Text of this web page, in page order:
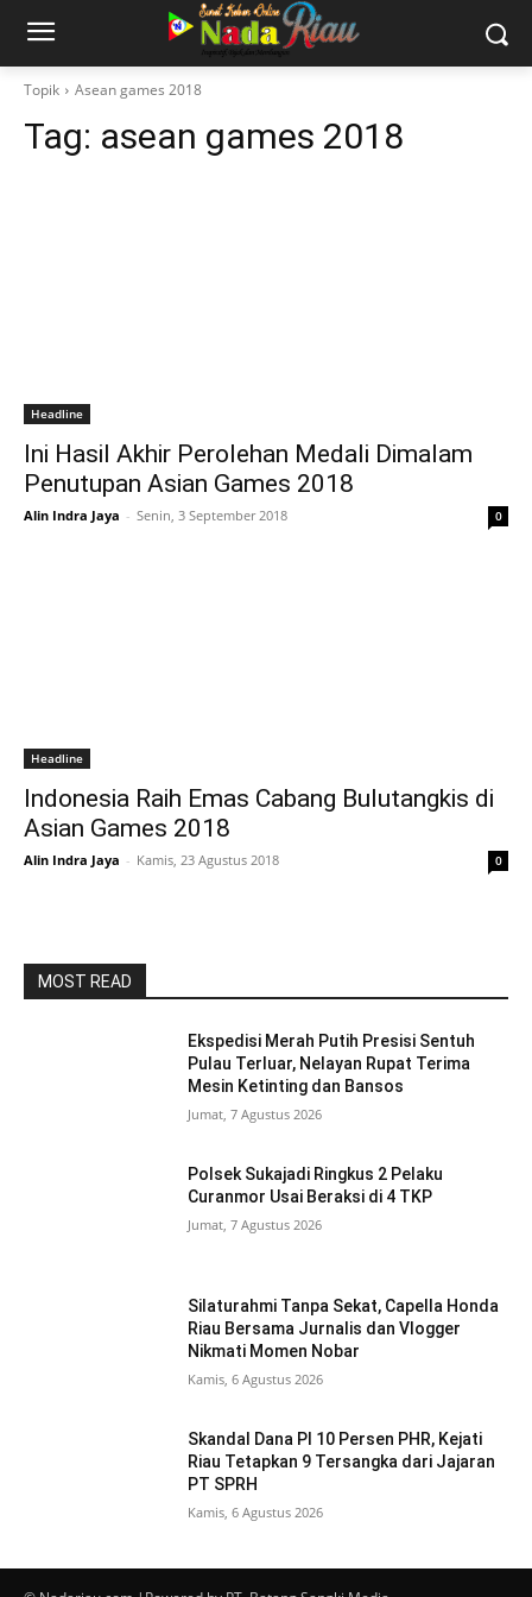
Topik Asean games 2018
Tag: asean games 2018
Headline
Ini Hasil Akhir Perolehan Medali Dimalam
Penutupan Asian Games 2018
Alin Indra Jaya - Senin, 3 September 2018 0
Headline
Indonesia Raih Emas Cabang Bulutangkis di
Asian Games 2018
Alin Indra Jaya - Kamis, 23 Agustus 2018 0
MOST READ
Ekspedisi Merah Putih Presisi Sentuh
Pulau Terluar, Nelayan Rupat Terima
Mesin Ketinting dan Bansos
Jumat, 7 Agustus 2026
Polsek Sukajadi Ringkus 2 Pelaku
Curanmor Usai Beraksi di 4 TKP
Jumat, 7 Agustus 2026
Silaturahmi Tanpa Sekat, Capella Honda
Riau Bersama Jurnalis dan Vlogger
Nikmati Momen Nobar
Kamis, 6 Agustus 2026
Skandal Dana PI 10 Persen PHR, Kejati
Riau Tetapkan 9 Tersangka dari Jajaran
PT SPRH
Kamis, 6 Agustus 2026